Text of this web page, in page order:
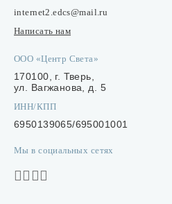
internet2.edcs@mail.ru
Написать нам
ООО «Центр Света»
170100, г. Тверь,
ул. Вагжанова, д. 5
ИНН/КПП
6950139065/695001001
Мы в социальных сетях